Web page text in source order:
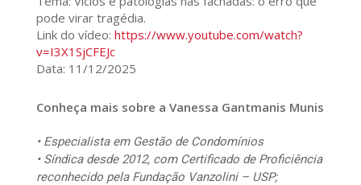
pode virar tragédia.
Link do vídeo: https://www.youtube.com/watch?
v=I3X1SjCFEJc
Data: 11/12/2025
Conheça mais sobre a Vanessa Gantmanis Munis
• Especialista em Gestão de Condomínios
• Síndica desde 2012, com Certificado de Proficiência
reconhecido pela Fundação Vanzolini – USP;